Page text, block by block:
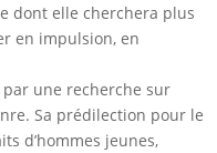
dont elle cherchera plus
en impulsion, en
une recherche sur
Sa prédilection pour le
d’hommes jeunes,